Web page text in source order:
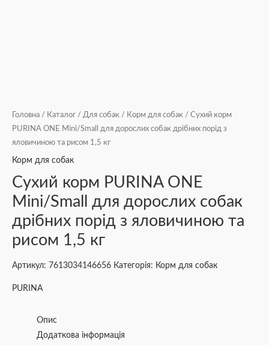
Головна / Каталог / Для собак / Корм для собак / Сухий корм
PURINA ONE Mini/Small для дорослих собак дрібних порід з
яловичиною та рисом 1,5 кг
Корм для собак
Сухий корм PURINA ONE
Mini/Small для дорослих собак
дрібних порід з яловичиною та
рисом 1,5 кг
Артикул: 7613034146656 Категорія: Корм для собак
PURINA
Опис
Додаткова інформація